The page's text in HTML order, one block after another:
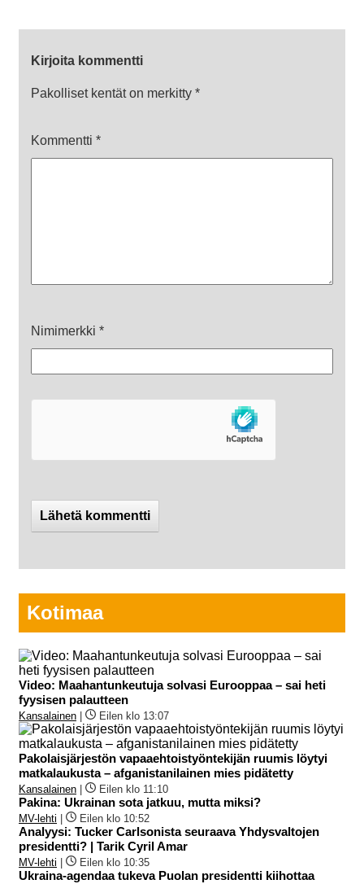
Kirjoita kommentti
Pakolliset kentät on merkitty *
Kommentti *
Nimimerkki *
Kotimaa
Video: Maahantunkeutuja solvasi Eurooppaa – sai heti
fyysisen palautteen
Kansalainen Eilen klo 13:07
Pakolaisjärjestön vapaaehtoistyöntekijän ruumis löytyi
matkalaukusta – afganistanilainen mies pidätetty
Kansalainen Eilen klo 11:10
Pakina: Ukrainan sota jatkuu, mutta miksi?
MV-lehti Eilen klo 10:52
Analyysi: Tucker Carlsonista seuraava Yhdysvaltojen
presidentti? | Tarik Cyril Amar
MV-lehti Eilen klo 10:35
Ukraina-agendaa tukeva Puolan presidentti kiihottaa